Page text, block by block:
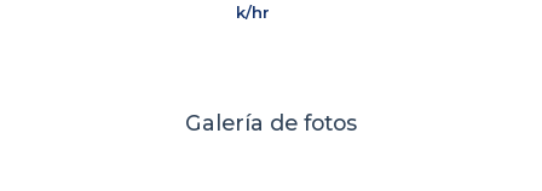
k/hr
Galería de fotos